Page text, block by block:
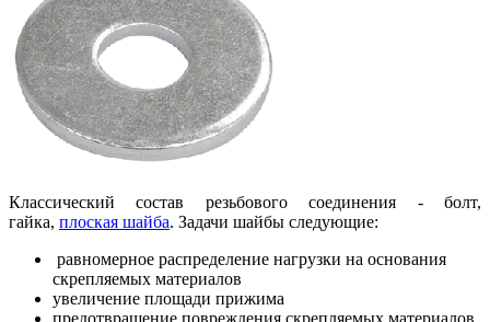
Классический состав резьбового соединения - болт,
гайка, плоская шайба. Задачи шайбы следующие:
равномерное распределение нагрузки на основания
скрепляемых материалов
увеличение площади прижима
предотвращение повреждения скрепляемых материалов